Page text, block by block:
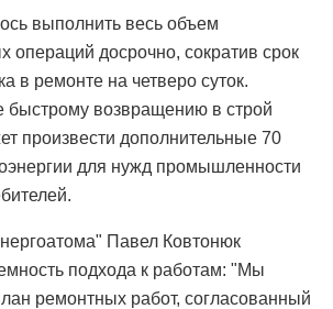
выполнить весь объем
операций досрочно, сократив срок
в ремонте на четверо суток.
быстрому возвращению в строй
произвести дополнительные 70
для нужд промышленности
Павел Ковтонюк
подхода к работам: "Мы
ремонтных работ, согласованный